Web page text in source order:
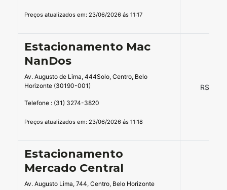
Preços atualizados em: 23/06/2026 ás 11:17
Estacionamento Mac
NanDos
Av. Augusto de Lima, 444Solo, Centro, Belo
Horizonte (30190-001)
Telefone : (31) 3274-3820
Preços atualizados em: 23/06/2026 ás 11:18
R$
Estacionamento
Mercado Central
Av. Augusto Lima, 744, Centro, Belo Horizonte